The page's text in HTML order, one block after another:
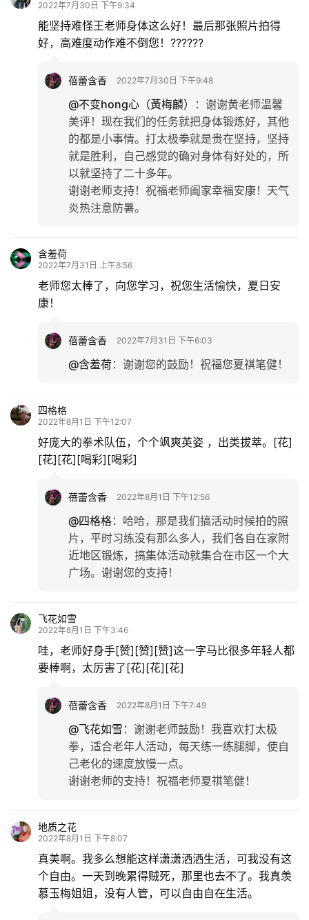
专
2022年7月30日 下午9:34
能坚持难怪王老师身体这么好！最后那张照片拍得
好，高难度动作难不倒您！??????
蓓蕾含香 2022年7月30日 下午9:48
@不变hong心（黃梅麟） ： 谢谢黄老师温馨
美评！现在我们的任务就把身体锻炼好，其他
的都是小事情。打太极拳就是贵在坚持，坚持
就是胜利，自己感觉的确对身体有好处的，所
以就坚持了二十多年。
谢谢老师支持！祝福老师阖家幸福安康！天气
炎热注意防暑。
含羞荷
2022年7月31日 上午8:56
老师您太棒了，向您学习，祝您生活愉快，夏日安
康！
蓓蕾含香 2022年7月31日 下午6:03
@含羞荷： 谢谢您的鼓励！祝福您夏祺笔健！
四格格
2022年8月1日 下午12:07
好庞大的拳术队伍，个个飒爽英姿 ，出类拔萃。[花]
[花][花][喝彩][喝彩]
蓓蕾含香 2022年8月1日 下午12:56
@四格格： 哈哈，那是我们搞活动时候拍的照
片，平时习练没有那么多人，我们各自在家附
近地区锻炼，搞集体活动就集合在市区一个大
广场。谢谢您的支持！
飞花如雪
2022年8月1日 下午3:46
哇，老师好身手[赞][赞][赞]这一字马比很多年轻人都
要棒啊，太厉害了[花][花][花]
蓓蕾含香 2022年8月1日 下午7:49
@飞花如雪 ： 谢谢老师鼓励！我喜欢打太极
拳，适合老年人活动，每天练一练腿脚，使自
己老化的速度放慢一点。
谢谢老师的支持！祝福老师夏祺笔健！
地质之花
2022年8月1日 下午8:07
真美啊。我多么想能这样潇潇洒洒生活，可我没有这
个自由。一天到晚累得贼死，那里也去不了。我真羡
慕玉梅姐姐，没有人管，可以自由自在生活。